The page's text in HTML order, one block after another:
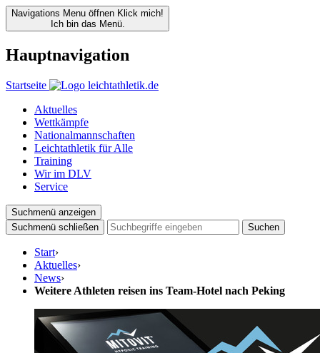
Navigations Menu öffnen Klick mich!
Ich bin das Menü.
Hauptnavigation
Startseite
Aktuelles
Wettkämpfe
Nationalmannschaften
Leichtathletik für Alle
Training
Wir im DLV
Service
Suchmenü anzeigen
Suchmenü schließen
Suchen
Start›
Aktuelles›
News›
Weitere Athleten reisen ins Team-Hotel nach Peking